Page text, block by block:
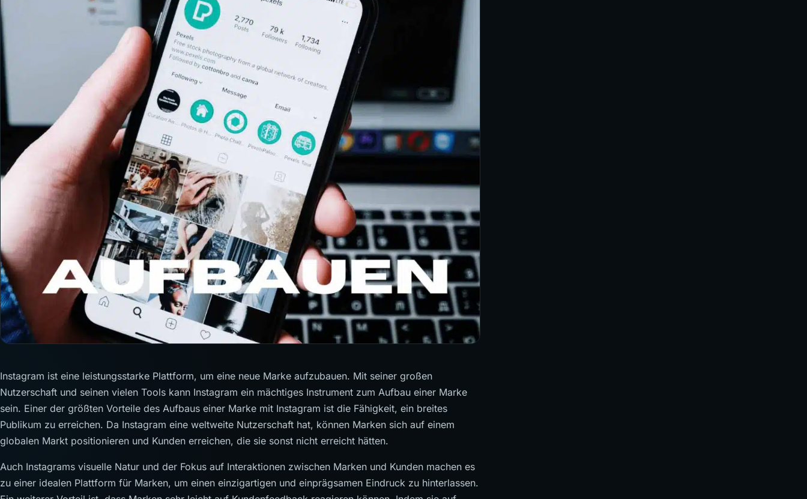
Instagram ist eine leistungsstarke Plattform, um eine neue Marke aufzubauen. Mit seiner großen
Nutzerschaft und seinen vielen Tools kann Instagram ein mächtiges Instrument zum Aufbau einer Marke
sein. Einer der größten Vorteile des Aufbaus einer Marke mit Instagram ist die Fähigkeit, ein breites
Publikum zu erreichen. Da Instagram eine weltweite Nutzerschaft hat, können Marken sich auf einem
globalen Markt positionieren und Kunden erreichen, die sie sonst nicht erreicht hätten.
Auch Instagrams visuelle Natur und der Fokus auf Interaktionen zwischen Marken und Kunden machen es
zu einer idealen Plattform für Marken, um einen einzigartigen und einprägsamen Eindruck zu hinterlassen.